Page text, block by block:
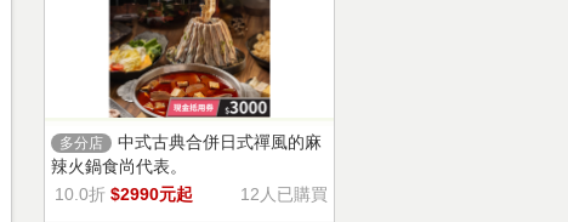
多分店
中式古典合併日式禪風的麻
辣火鍋食尚代表。
10.0折 $2990元起 12人已購買